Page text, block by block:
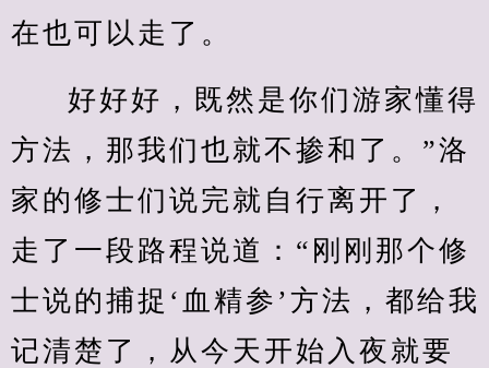
在也可以走了。
好好好，既然是你们游家懂得
方法，那我们也就不掺和了。”洛
家的修士们说完就自行离开了，
走了一段路程说道：“刚刚那个修
士说的捕捉‘血精参’方法，都给我
记清楚了，从今天开始入夜就要